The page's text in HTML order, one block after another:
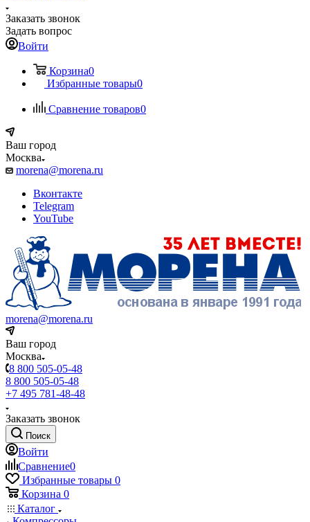
Заказать звонок
Задать вопрос
Войти
Корзина0
Избранные товары0
Сравнение товаров0
Ваш город
Москва
morena@morena.ru
Вконтакте
Telegram
YouTube
morena@morena.ru
Ваш город
Москва
8 800 505-05-48
8 800 505-05-48
+7 495 781-48-48
Заказать звонок
Поиск
Войти
Сравнение0
Избранные товары 0
Корзина 0
Каталог